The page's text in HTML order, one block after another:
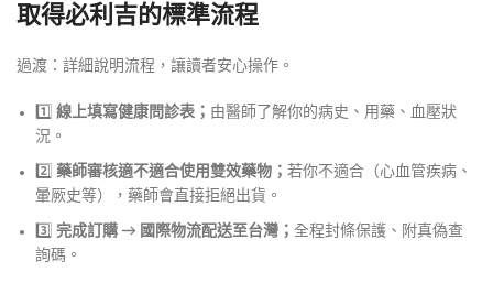
取得必利吉的標準流程
過渡：詳細說明流程，讓讀者安心操作。
1️⃣ 線上填寫健康問診表； 由醫師了解你的病史、用藥、血壓狀
況。
2️⃣ 藥師審核適不適合使用雙效藥物； 若你不適合（心血管疾病、
暈厥史等），藥師會直接拒絕出貨。
3️⃣ 完成訂購 → 國際物流配送至台灣； 全程封條保護、附真偽查
詢碼。